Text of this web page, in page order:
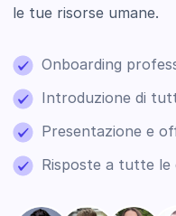
le tue risorse umane.
Onboarding
Introduzione di
Presentazione e
Risposte a tutte le